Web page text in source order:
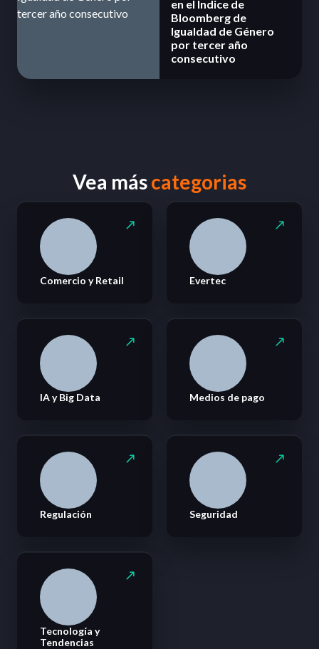
en el Índice de
Bloomberg de
Igualdad de Género
por tercer año
consecutivo
Vea máscategorias
Comercio y Retail Evertec
IA y Big Data Medios de pago
Regulación Seguridad
Tecnología y
Tendencias